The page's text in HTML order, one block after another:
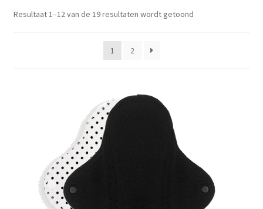
Wasbaar maandverband
Voordeelpakketten
Proefpakketten
wat je nog meer wil weten
Resultaat 1–12 van de 19 resultaten wordt getoondGesorteerd
1
2